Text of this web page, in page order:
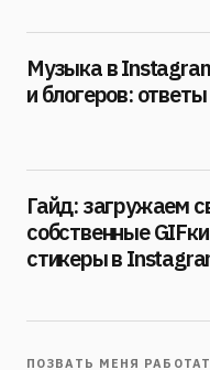
Музыка в
и блогеров:
Гайд: загружаем
собственные
стикеры в
ПОЗВАТЬ МЕНЯ